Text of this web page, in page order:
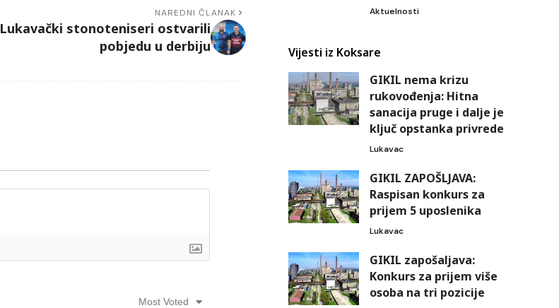
NAREDNI ČLANAK
Lukavački stonoteniseri ostvarili
pobjedu u derbiju
Most Voted
Aktuelnosti
Vijesti iz Koksare
GIKIL nema krizu
rukovođenja: Hitna
sanacija pruge i dalje je
ključ opstanka privrede
Lukavac
GIKIL ZAPOŠLJAVA:
Raspisan konkurs za
prijem 5 uposlenika
Lukavac
GIKIL zapošaljava:
Konkurs za prijem više
osoba na tri pozicije